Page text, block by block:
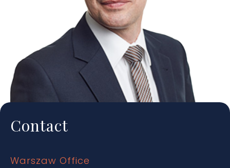
Contact
Warszaw Office